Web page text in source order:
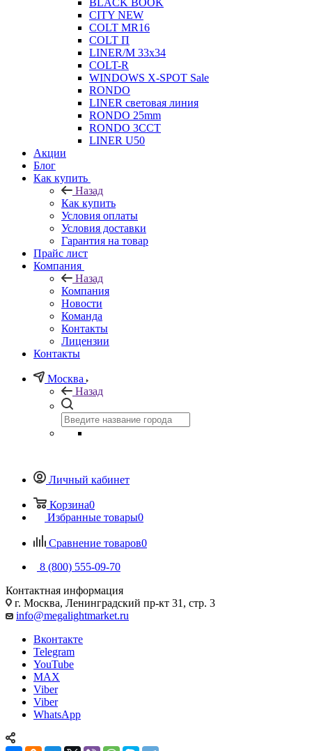
BLACK BOOK
CITY NEW
COLT MR16
COLT П
LINER/М 33х34
COLT-R
WINDOWS X-SPOT Sale
RONDO
LINER световая линия
RONDO 25mm
RONDO 3CCT
LINER U50
Акции
Блог
Как купить
Назад
Как купить
Условия оплаты
Условия доставки
Гарантия на товар
Прайс лист
Компания
Назад
Компания
Новости
Команда
Контакты
Лицензии
Контакты
Москва
Назад
Личный кабинет
Корзина0
Избранные товары0
Сравнение товаров0
8 (800) 555-09-70
Контактная информация
г. Москва, Ленинградский пр-кт 31, стр. 3
info@megalightmarket.ru
Вконтакте
Telegram
YouTube
MAX
Viber
Viber
WhatsApp